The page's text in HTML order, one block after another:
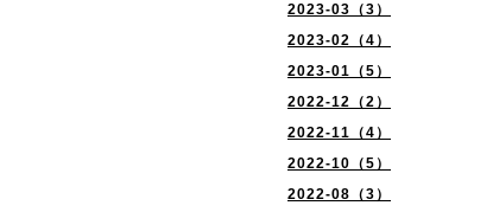
2023-03（3）
2023-02（4）
2023-01（5）
2022-12（2）
2022-11（4）
2022-10（5）
2022-08（3）